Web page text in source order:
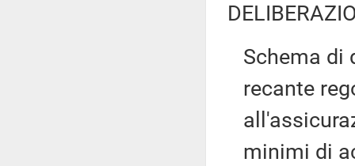
Schema di
recante
minimi di